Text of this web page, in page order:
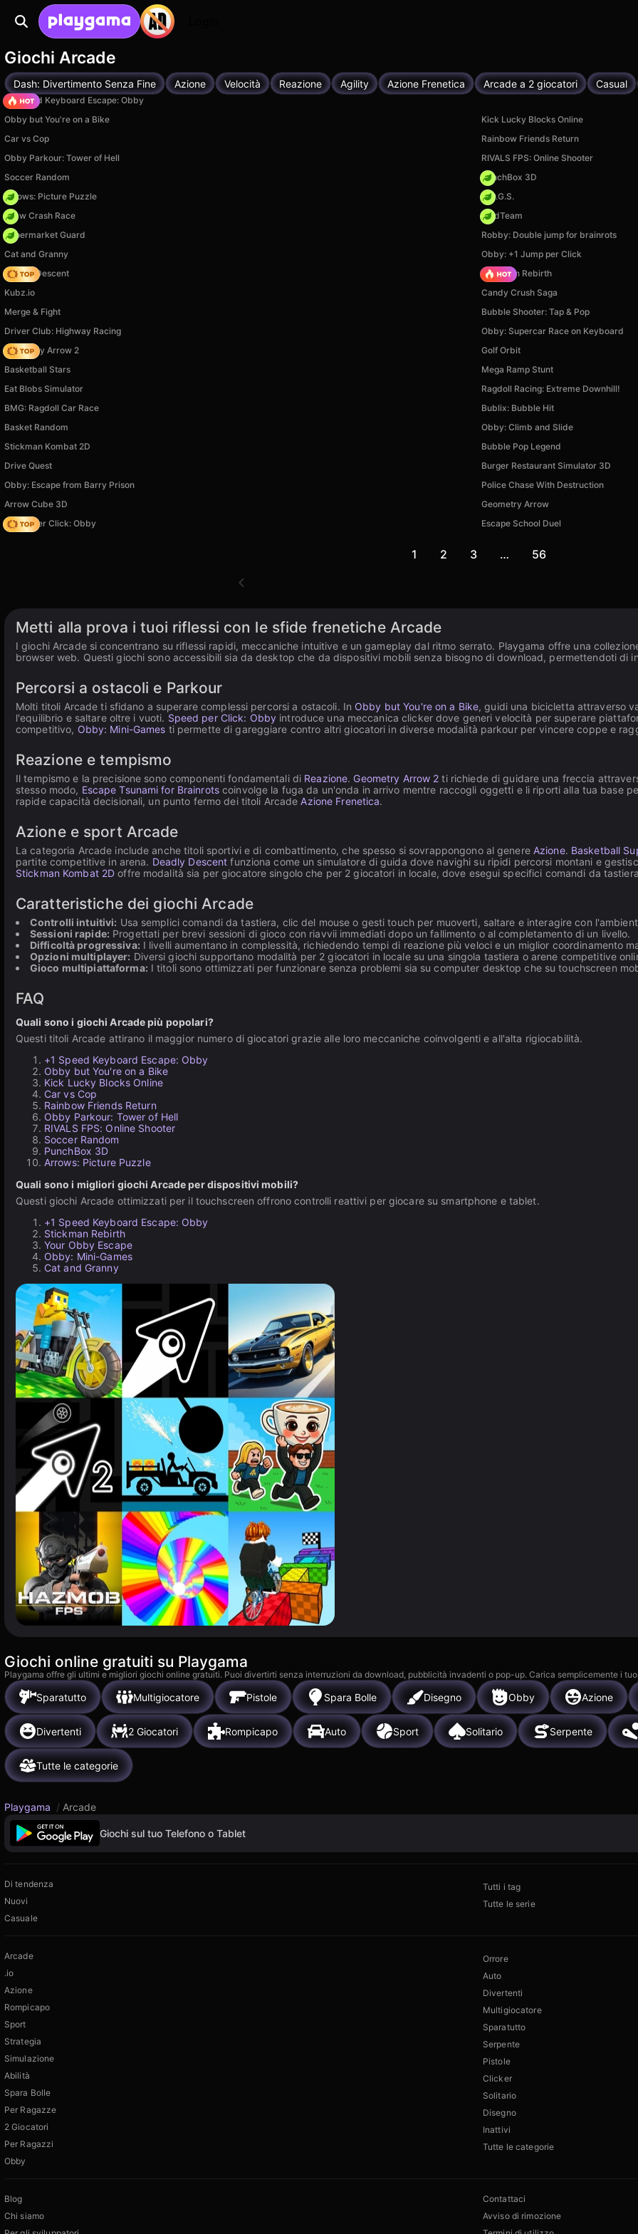
Giochi Arcade
Dash: Divertimento Senza Fine Azione Velocità Reazione Agility Azione Frenetica Arcade a 2 giocatori Casual
+1 Speed Keyboard Escape: Obby
Obby but You're on a Bike
Kick Lucky Blocks Online
Car vs Cop
Rainbow Friends Return
Obby Parkour: Tower of Hell
RIVALS FPS: Online Shooter
Soccer Random
PunchBox 3D
Arrows: Picture Puzzle
H.O.G.S.
Draw Crash Race
MadTeam
Supermarket Guard
Robby: Double jump for brainrots
Cat and Granny
Obby: +1 Jump per Click
Deadly Descent
Stickman Rebirth
Kubz.io
Candy Crush Saga
Merge & Fight
Bubble Shooter: Tap & Pop
Driver Club: Highway Racing
Obby: Supercar Race on Keyboard
Geometry Arrow 2
Golf Orbit
Basketball Stars
Mega Ramp Stunt
Eat Blobs Simulator
Ragdoll Racing: Extreme Downhill!
BMG: Ragdoll Car Race
Bublix: Bubble Hit
Basket Random
Obby: Climb and Slide
Stickman Kombat 2D
Bubble Pop Legend
Drive Quest
Burger Restaurant Simulator 3D
Obby: Escape from Barry Prison
Police Chase With Destruction
Arrow Cube 3D
Geometry Arrow
Speed per Click: Obby
Escape School Duel
1 2 3 … 56
Metti alla prova i tuoi riflessi con le sfide frenetiche Arcade
I giochi Arcade si concentrano su riflessi rapidi, meccaniche intuitive e un gameplay dal ritmo serrato. Playgama offre una
browser web. Questi giochi sono accessibili sia da desktop che da dispositivi mobili senza bisogno di download, permettendoti di
Percorsi a ostacoli e Parkour
Molti titoli Arcade ti sfidano a superare complessi percorsi a ostacoli. In Obby but You're on a Bike, guidi una bicicletta attraverso
l'equilibrio e saltare oltre i vuoti. Speed per Click: Obby introduce una meccanica clicker dove generi velocità per superare
competitivo, Obby: Mini-Games ti permette di gareggiare contro altri giocatori in diverse modalità parkour per vincere coppe e
Reazione e tempismo
Il tempismo e la precisione sono componenti fondamentali di Reazione. Geometry Arrow 2 ti richiede di guidare una freccia
stesso modo, Escape Tsunami for Brainrotscoinvolge la fuga da un'onda in arrivo mentre raccogli oggetti e li riporti alla tua base
rapide capacità decisionali, un punto fermo dei titoli ArcadeAzione Frenetica.
Azione e sport Arcade
La categoria Arcade include anche titoli sportivi e di combattimento, che spesso si sovrappongono al genere Azione. Basketball
partite competitive in arena. Deadly Descent funziona come un simulatore di guida dove navighi su ripidi percorsi montani e
Stickman Kombat 2D offre modalità sia per giocatore singolo che per 2 giocatori in locale, dove esegui specifici comandi da
Caratteristiche dei giochi Arcade
Controlli intuitivi: Usa semplici comandi da tastiera, clic del mouse o gesti touch per muoverti, saltare e interagire con
Sessioni rapide: Progettati per brevi sessioni di gioco con riavvii immediati dopo un fallimento o al completamento di un livello.
Difficoltà progressiva: I livelli aumentano in complessità, richiedendo tempi di reazione più veloci e un miglior coordinamento
Opzioni multiplayer: Diversi giochi supportano modalità per 2 giocatori in locale su una singola tastiera o arene competitive
Gioco multipiattaforma: I titoli sono ottimizzati per funzionare senza problemi sia su computer desktop che su touchscreen
FAQ
Quali sono i giochi Arcade più popolari?
Questi titoli Arcade attirano il maggior numero di giocatori grazie alle loro meccaniche coinvolgenti e all'alta rigiocabilità.
+1 Speed Keyboard Escape: Obby
Obby but You're on a Bike
Kick Lucky Blocks Online
Car vs Cop
Rainbow Friends Return
Obby Parkour: Tower of Hell
RIVALS FPS: Online Shooter
Soccer Random
PunchBox 3D
Arrows: Picture Puzzle
Quali sono i migliori giochi Arcade per dispositivi mobili?
Questi giochi Arcade ottimizzati per il touchscreen offrono controlli reattivi per giocare su smartphone e tablet.
+1 Speed Keyboard Escape: Obby
Stickman Rebirth
Your Obby Escape
Obby: Mini-Games
Cat and Granny
Giochi online gratuiti su Playgama
Playgama offre gli ultimi e migliori giochi online gratuiti. Puoi divertirti senza interruzioni da download, pubblicità invadenti o pop-up. Carica semplicemente i
Sparatutto Multigiocatore Pistole Spara Bolle Disegno Obby Azione
Divertenti 2 Giocatori Rompicapo Auto Sport Solitario Serpente
Tutte le categorie
Playgama / Arcade
Giochi sul tuo Telefono o Tablet
Di tendenza
Nuovi
Casuale
Tutti i tag
Tutte le serie
Arcade
.io
Azione
Rompicapo
Sport
Strategia
Simulazione
Abilità
Spara Bolle
Per Ragazze
2 Giocatori
Per Ragazzi
Obby
Orrore
Auto
Divertenti
Multigiocatore
Sparatutto
Serpente
Pistole
Clicker
Solitario
Disegno
Inattivi
Tutte le categorie
Blog
Chi siamo
Contattaci
Avviso di rimozione